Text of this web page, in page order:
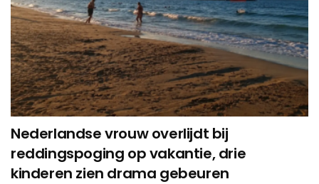
Nederlandse vrouw overlijdt bij
reddingspoging op vakantie, drie
kinderen zien drama gebeuren